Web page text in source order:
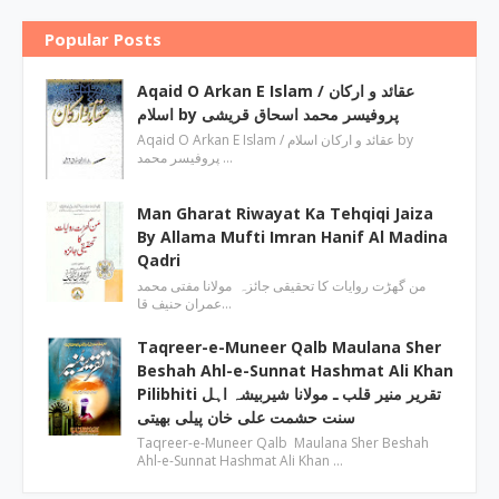
Popular Posts
Aqaid O Arkan E Islam / عقائد و ارکان
اسلام by پروفیسر محمد اسحاق قریشی
Aqaid O Arkan E Islam / عقائد و ارکان اسلام by
پروفیسر محمد …
Man Gharat Riwayat Ka Tehqiqi Jaiza
By Allama Mufti Imran Hanif Al Madina
Qadri
من گھڑت روایات کا تحقیقی جائزہ مولانا مفتی محمد
عمران حنیف قا…
Taqreer-e-Muneer Qalb Maulana Sher
Beshah Ahl-e-Sunnat Hashmat Ali Khan
Pilibhiti تقریر منیر قلب ـ مولانا شیربیشہ اہل
سنت حشمت علی خان پیلی بھیتی
Taqreer-e-Muneer Qalb Maulana Sher Beshah
Ahl-e-Sunnat Hashmat Ali Khan …